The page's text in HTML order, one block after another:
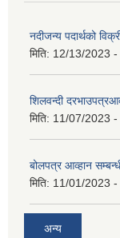
नदीजन्य पदार्थको
मिति: 12/13/2023 -
शिलवन्दी
मिति: 11/07/2023
बोलपत्र आव्हान
मिति: 11/01/2023 -
अन्य